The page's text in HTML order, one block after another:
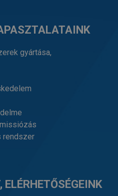
gyártása,
rendszer